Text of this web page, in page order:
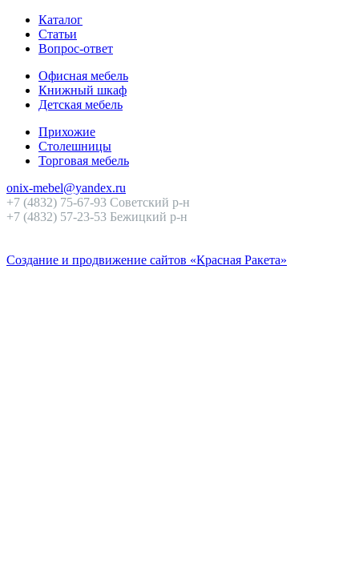
Каталог
Статьи
Вопрос-ответ
Офисная мебель
Книжный шкаф
Детская мебель
Прихожие
Столешницы
Торговая мебель
onix-mebel@yandex.ru
+7 (4832) 75-67-93 Советский р-н
+7 (4832) 57-23-53 Бежицкий р-н
Создание и продвижение сайтов «Красная Ракета»